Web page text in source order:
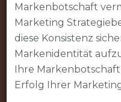
Markenbotschaft
Marketing
diese Konsistenz
Markenidentität
Ihre Markenbotschaft
Erfolg Ihrer